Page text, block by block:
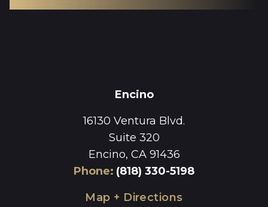
Encino
16130 Ventura Blvd.
Suite 320
Encino, CA 91436
Phone: (818) 330-5198
Map + Directions